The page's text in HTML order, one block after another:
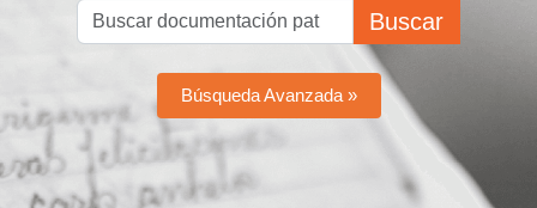
Buscar
Búsqueda Avanzada »